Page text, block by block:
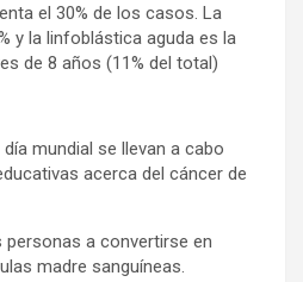
el 30% de los casos. La
y la linfoblástica aguda es la
de 8 años (11% del total)
mundial se llevan a cabo
acerca del cáncer de
personas a convertirse en
madre sanguíneas.